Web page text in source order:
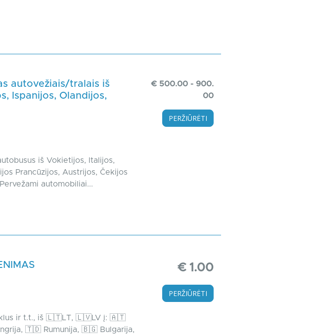
autovežiais/tralais iš
Ispanijos, Olandijos,
iš Vokietijos, Italijos,
Prancūzijos, Austrijos, Čekijos
automobiliai...
€ 500.00 - 900.
00
PERŽIŪRĖTI
ir t.t., iš 🇱🇹LT, 🇱🇻LV į: 🇦🇹
🇹🇩 Rumunija, 🇧🇬 Bulgarija,
€ 1.00
PERŽIŪRĖTI